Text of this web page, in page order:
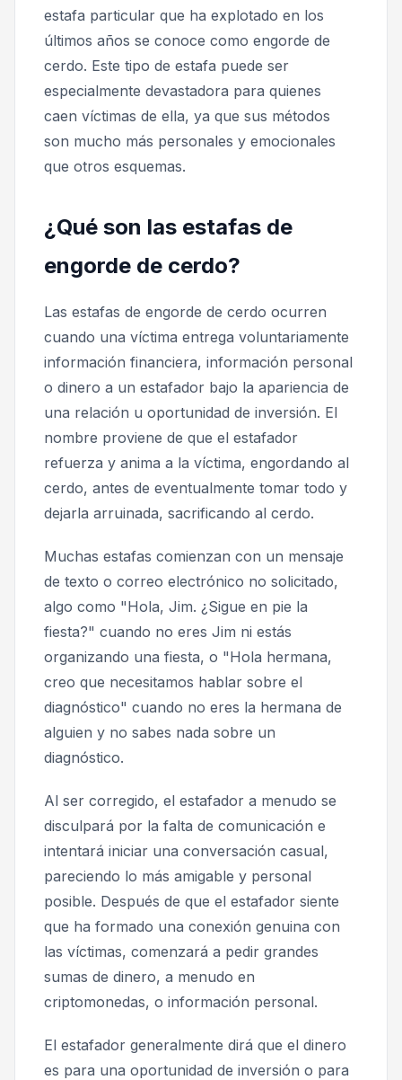
estafa particular que ha explotado en los
últimos años se conoce como engorde de
cerdo. Este tipo de estafa puede ser
especialmente devastadora para quienes
caen víctimas de ella, ya que sus métodos
son mucho más personales y emocionales
que otros esquemas.
¿Qué son las estafas de
engorde de cerdo?
Las estafas de engorde de cerdo ocurren
cuando una víctima entrega voluntariamente
información financiera, información personal
o dinero a un estafador bajo la apariencia de
una relación u oportunidad de inversión. El
nombre proviene de que el estafador
refuerza y anima a la víctima, engordando al
cerdo, antes de eventualmente tomar todo y
dejarla arruinada, sacrificando al cerdo.
Muchas estafas comienzan con un mensaje
de texto o correo electrónico no solicitado,
algo como "Hola, Jim. ¿Sigue en pie la
fiesta?" cuando no eres Jim ni estás
organizando una fiesta, o "Hola hermana,
creo que necesitamos hablar sobre el
diagnóstico" cuando no eres la hermana de
alguien y no sabes nada sobre un
diagnóstico.
Al ser corregido, el estafador a menudo se
disculpará por la falta de comunicación e
intentará iniciar una conversación casual,
pareciendo lo más amigable y personal
posible. Después de que el estafador siente
que ha formado una conexión genuina con
las víctimas, comenzará a pedir grandes
sumas de dinero, a menudo en
criptomonedas, o información personal.
El estafador generalmente dirá que el dinero
es para una oportunidad de inversión o para